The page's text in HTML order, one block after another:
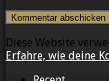
Diese Website
Erfahre, wie deine